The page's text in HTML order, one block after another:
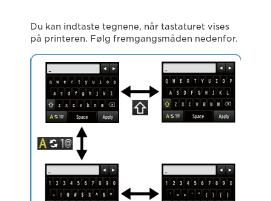
Du kan indtaste tegnene, når tastaturet vises
på printeren. Følg fremgangsmåden nedenfor.